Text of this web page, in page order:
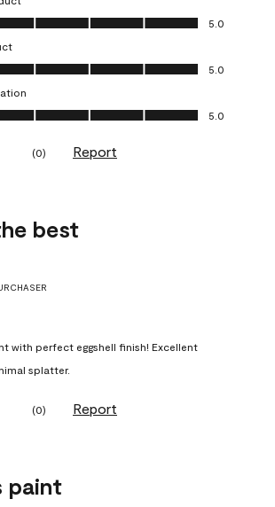
5.0 out of 5
5.0
5.0 out of 5
5.0
5.0 out of 5
5.0
(0) Report
best
with perfect eggshell finish! Excellent
splatter.
(0) Report
paint